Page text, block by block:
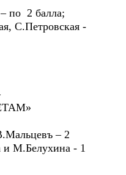
по 2 балла;
С.Петровская -
– 2
и М.Белухина - 1